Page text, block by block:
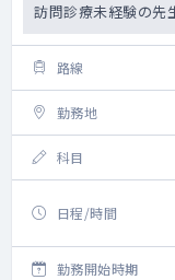
訪問診療未経験の先
路線
勤務地
科目
日程/時間
勤務開始時期